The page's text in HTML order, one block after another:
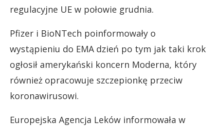
regulacyjne UE w połowie grudnia.
Pfizer i BioNTech poinformowały o
wystąpieniu do EMA dzień po tym jak taki krok
ogłosił amerykański koncern Moderna, który
również opracowuje szczepionkę przeciw
koronawirusowi.
Europejska Agencja Leków informowała w